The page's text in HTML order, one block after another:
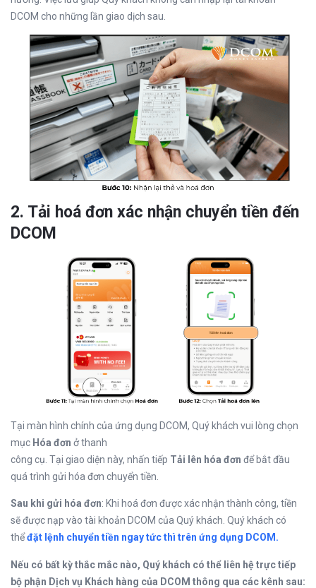
DCOM cho những lần giao dịch sau.
2. Tải hoá đơn xác nhận chuyển tiền đến
DCOM
Tại màn hình chính của ứng dụng DCOM, Quý khách vui lòng chọn
mục Hóa đơn ở thanh
công cụ. Tại giao diện này, nhấn tiếp Tải lên hóa đơn để bắt đầu
quá trình gửi hóa đơn chuyển tiền.
Sau khi gửi hóa đơn: Khi hoá đơn được xác nhận thành công, tiền
sẽ được nạp vào tài khoản DCOM của Quý khách. Quý khách có
thểđặt lệnh chuyển tiền ngay tức thì trên ứng dụng DCOM.
Nếu có bất kỳ thắc mắc nào, Quý khách có thể liên hệ trực tiếp
bộ phận Dịch vụ Khách hàng của DCOM thông qua các kênh sau: